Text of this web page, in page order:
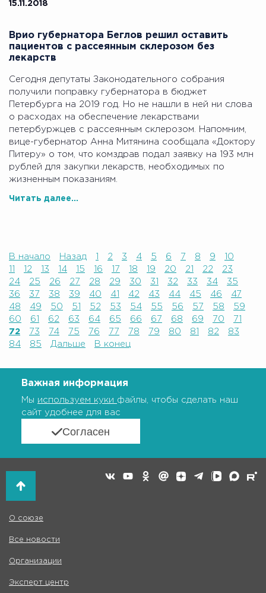
15.11.2018
Врио губернатора Беглов решил оставить
пациентов с рассеянным склерозом без
лекарств
Сегодня депутаты Законодательного собрания
получили поправку губернатора в бюджет
Петербурга на 2019 год. Но не нашли в ней ни слова
о расходах на обеспечение лекарствами
петербуржцев с рассеянным склерозом. Напомним,
вице-губернатор Анна Митянина сообщала «Доктору
Питеру» о том, что комздрав подал заявку на 193 млн
рублей для закупки лекарств, необходимых по
жизненным показаниям.
Читать далее...
В начало Назад 2 3 4 5 6 7 8 9
10
12 13 14 15 16 17 18 19 20 21 22
23
24
25 26 27 28 29 30 31 32 33 34
35
36
37 38 39 40 41 42 43 44 45 46
47
48
49 50 51 52 53 54 55 56 57 58
59
60
61 62 63 64 65 66 67 68 69 70
71
72
73 74 75 76 77 78 79 80 81 82
83
84
85 Дальше В конец
Важная информация
Мы используем куки файлы, чтобы сделать наш
сайт удобнее для вас
Согласен
О союзе
Все новости
Организации
Эксперт центр